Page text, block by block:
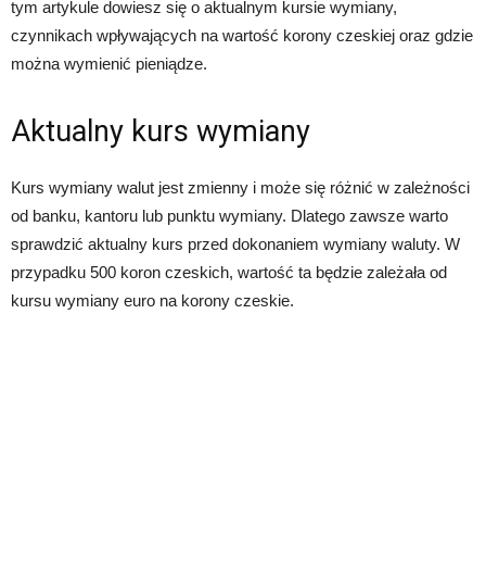
tym artykule dowiesz się o aktualnym kursie wymiany,
czynnikach wpływających na wartość korony czeskiej oraz gdzie
można wymienić pieniądze.
Aktualny kurs wymiany
Kurs wymiany walut jest zmienny i może się różnić w zależności
od banku, kantoru lub punktu wymiany. Dlatego zawsze warto
sprawdzić aktualny kurs przed dokonaniem wymiany waluty. W
przypadku 500 koron czeskich, wartość ta będzie zależała od
kursu wymiany euro na korony czeskie.